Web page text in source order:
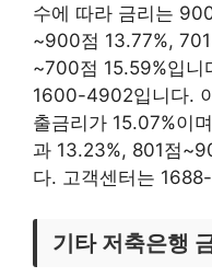
수에 따라 금리는
~900점 13.77%,
~700점 15.59%입니
1600-4902입니다.
출금리가 15.07%이
과 13.23%, 801점
다. 고객센터는
기타 저축은행